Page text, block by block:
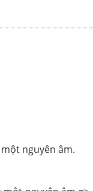
nguyên âm.